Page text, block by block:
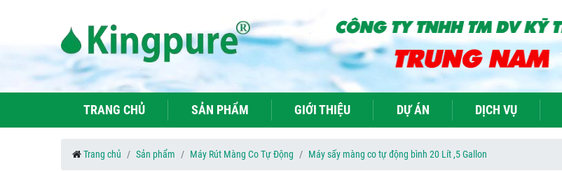
TRANG CHỦ SẢN PHẨM GIỚI THIỆU DỰ ÁN DỊCH VỤ
Trang chủ Sản phẩm Máy Rút Màng Co Tự Động Máy sấy màng co tự động bình 20 Lít ,5 Gallon